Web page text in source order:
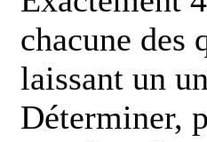
chacune des
laissant un
Déterminer,